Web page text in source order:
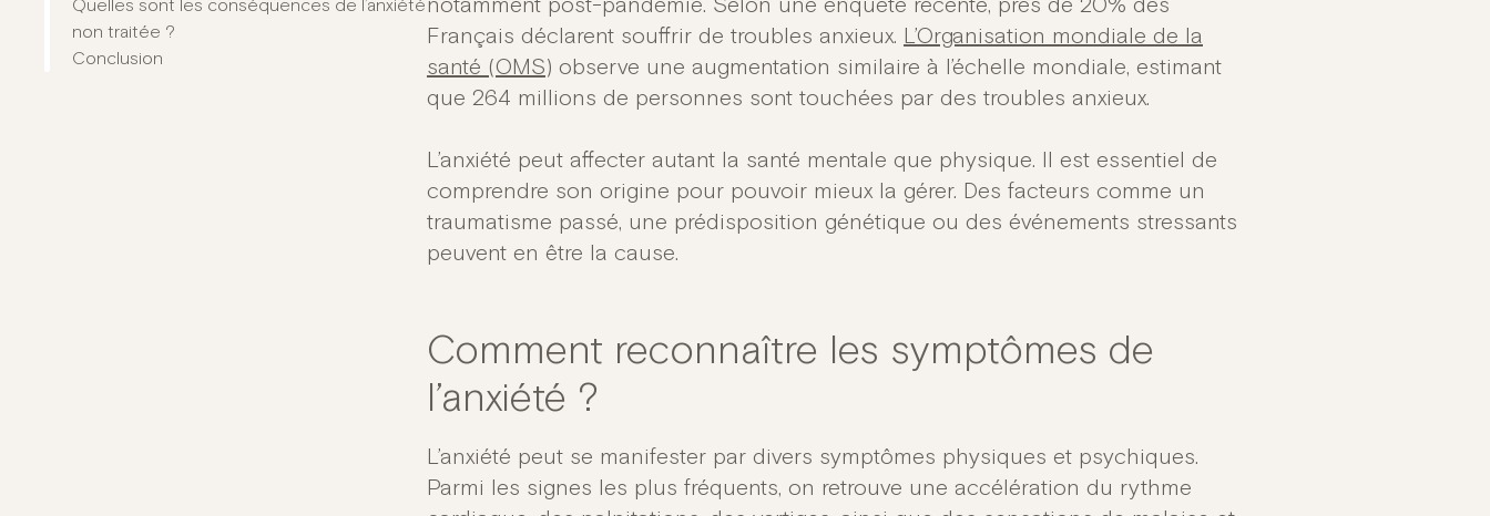
Quelles sont les conséquences de l’anxiété
non traitée ?
Conclusion
notamment post-pandémie. Selon une enquête récente, près de 20% des
Français déclarent souffrir de troubles anxieux. L’Organisation mondiale de la
santé (OMS) observe une augmentation similaire à l’échelle mondiale, estimant
que 264 millions de personnes sont touchées par des troubles anxieux.
L’anxiété peut affecter autant la santé mentale que physique. Il est essentiel de
comprendre son origine pour pouvoir mieux la gérer. Des facteurs comme un
traumatisme passé, une prédisposition génétique ou des événements stressants
peuvent en être la cause.
Comment reconnaître les symptômes de
l’anxiété ?
L’anxiété peut se manifester par divers symptômes physiques et psychiques.
Parmi les signes les plus fréquents, on retrouve une accélération du rythme